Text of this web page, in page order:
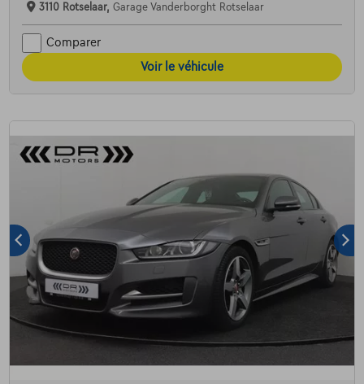
3110 Rotselaar, Garage Vanderborght Rotselaar
Comparer
Voir le véhicule